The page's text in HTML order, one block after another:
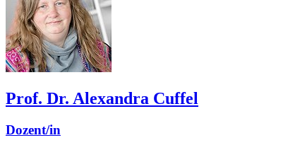
Prof. Dr. Alexandra Cuffel
Dozent/in